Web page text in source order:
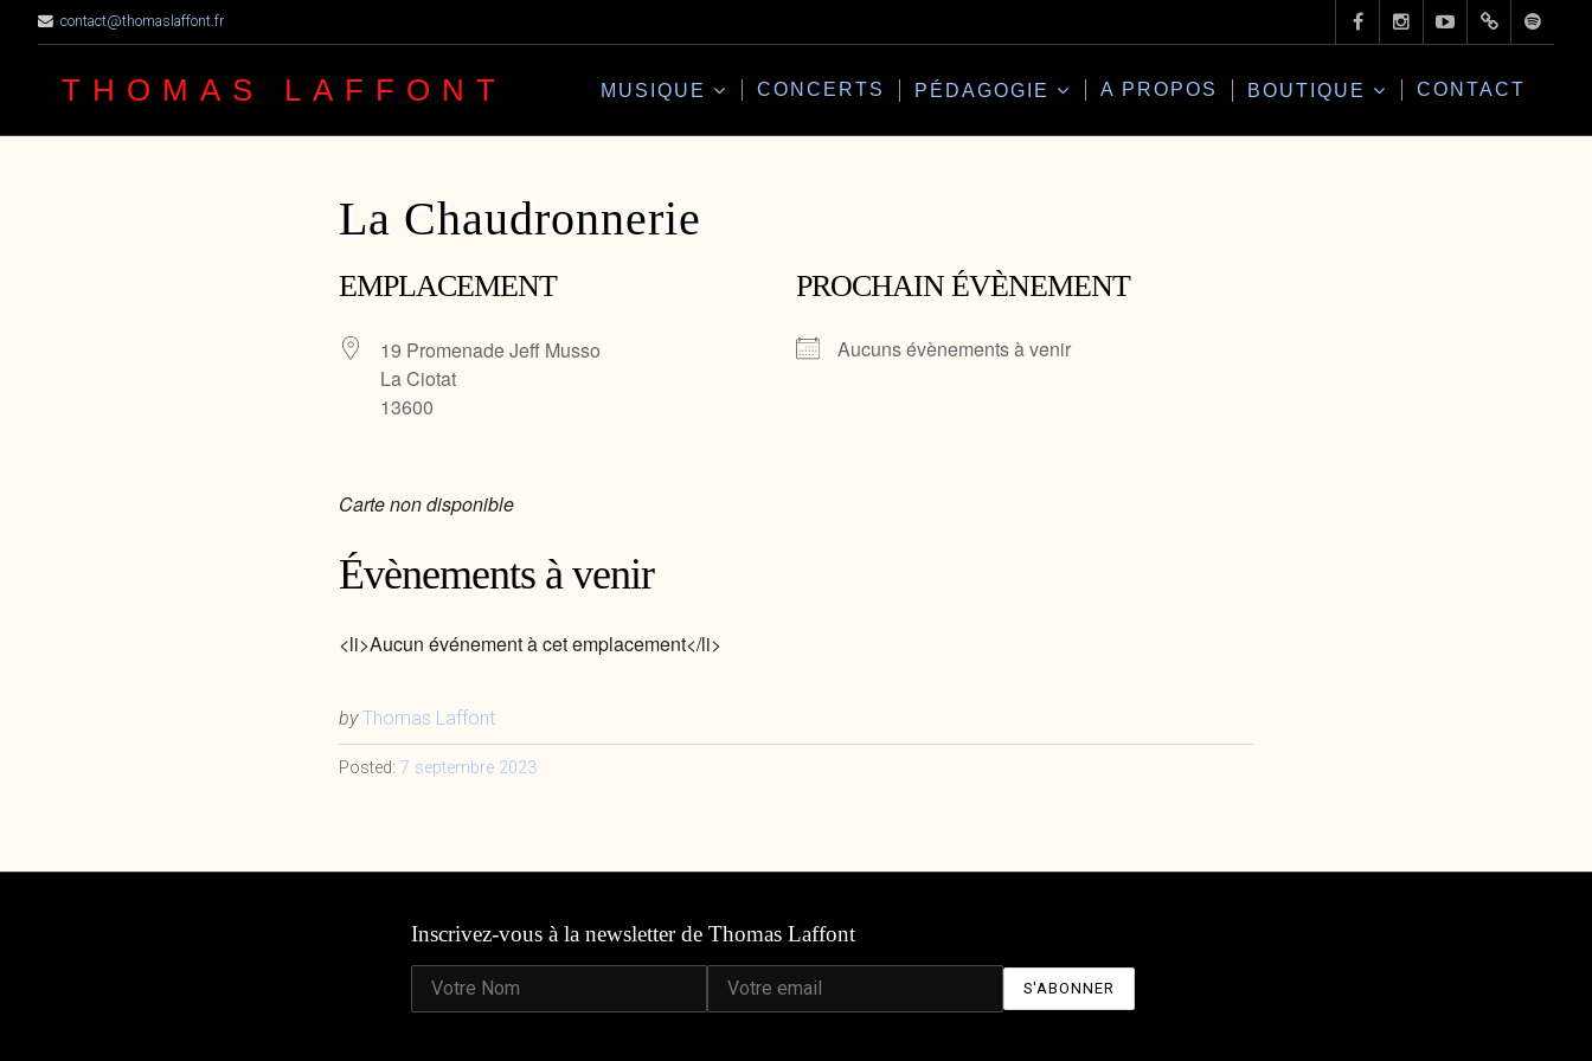
contact@thomaslaffont.fr
THOMAS LAFFONT MUSIQUE CONCERTS PÉDAGOGIE A PROPOS BOUTIQUE CONTACT
La Chaudronnerie
EMPLACEMENT
19 Promenade Jeff Musso
La Ciotat
13600
PROCHAIN ÉVÈNEMENT
Aucuns évènements à venir
Carte non disponible
Évènements à venir
<li>Aucun événement à cet emplacement</li>
by Thomas Laffont
Posted: 7 septembre 2023
Inscrivez-vous à la newsletter de Thomas Laffont